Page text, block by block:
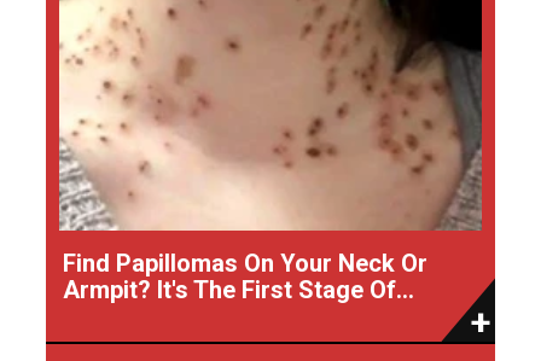
Find Papillomas On Your Neck Or
Armpit? It's The First Stage Of...